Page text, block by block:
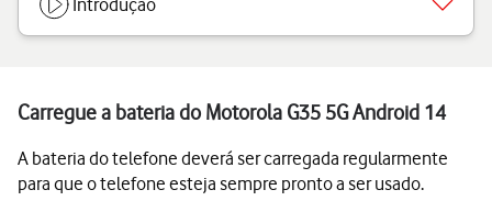
Introdução
Carregue a bateria do Motorola G35 5G Android 14
A bateria do telefone deverá ser carregada regularmente
para que o telefone esteja sempre pronto a ser usado.